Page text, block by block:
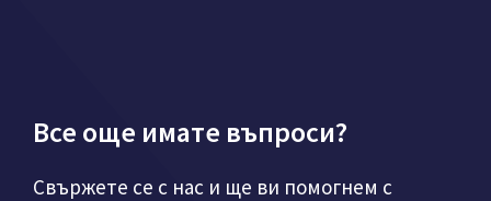
Все още имате въпроси?
Свържете се с нас и ще ви помогнем с